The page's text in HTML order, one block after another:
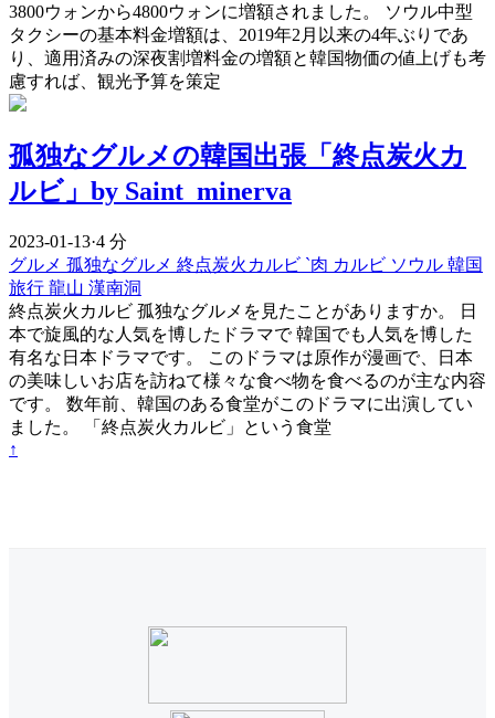
3800ウォンから4800ウォンに増額されました。 ソウル中型
タクシーの基本料金増額は、2019年2月以来の4年ぶりであ
り、適用済みの深夜割増料金の増額と韓国物価の値上げも考
慮すれば、観光予算を策定
孤独なグルメの韓国出張「終点炭火カ
ルビ」by Saint_minerva
2023-01-13·4 分
グルメ 孤独なグルメ 終点炭火カルビ `肉 カルビ ソウル 韓国
旅行 龍山 漢南洞
終点炭火カルビ 孤独なグルメを見たことがありますか。 日
本で旋風的な人気を博したドラマで 韓国でも人気を博した
有名な日本ドラマです。 このドラマは原作が漫画で、日本
の美味しいお店を訪ねて様々な食べ物を食べるのが主な内容
です。 数年前、韓国のある食堂がこのドラマに出演してい
ました。 「終点炭火カルビ」という食堂
↑